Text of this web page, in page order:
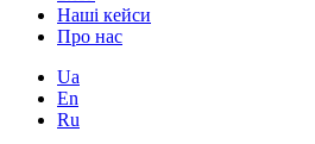
Наші кейси
Про нас
Ua
En
Ru